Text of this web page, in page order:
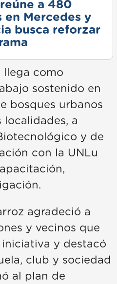
a 480
en Mercedes y
busca reforzar
llega como
sostenido en
bosques urbanos
localidades, a
y de
con la UNLu
agradeció a
y vecinos que
y destacó
club y sociedad
al plan de